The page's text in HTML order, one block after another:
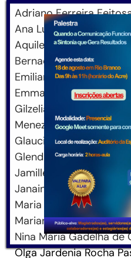
Adriano Ferreira
Ana Luisa Pinheiro
Aquiles Prado Neto
Bernadete Oliveira
Emiliana Vanessa de
Emmanoel Porfirio
Gilzelia Miranda da
Menezes
Glaucia Lopes de
Glenda Awstin Braga
Jamille de Freitas
Janaina Castro
Maria Oneide dias
Mariara Albuquerque
Nina Maria Gadelha de
Olga Jardenia Rocha